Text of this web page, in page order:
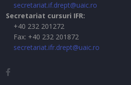
secretariat.if.drept@uaic.ro
Secretariat cursuri IFR:
+40 232 201272
Fax: +40 232 201872
secretariat.ifr.drept@uaic.ro